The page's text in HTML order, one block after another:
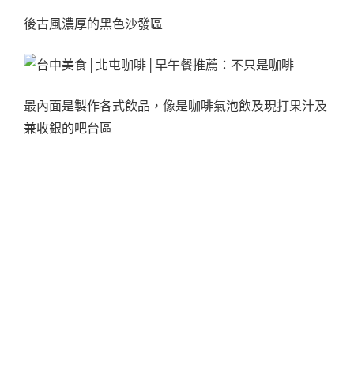
後古風濃厚的黑色沙發區
最內面是製作各式飲品，像是咖啡氣泡飲及現打果汁及
兼收銀的吧台區